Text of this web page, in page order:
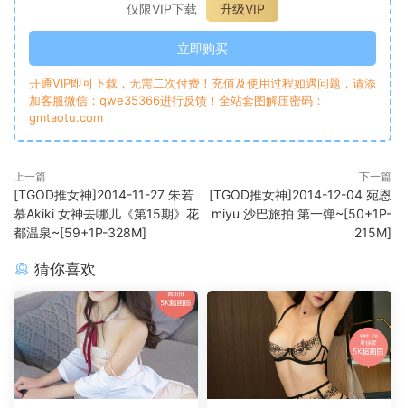
仅限VIP下载
升级VIP
立即购买
开通VIP即可下载，无需二次付费！充值及使用过程如遇问题，请添
加客服微信：qwe35366进行反馈！全站套图解压密码：
gmtaotu.com
上一篇
[TGOD推女神]2014-11-27 朱若
慕Akiki 女神去哪儿《第15期》花
都温泉~[59+1P-328M]
下一篇
[TGOD推女神]2014-12-04 宛恩
miyu 沙巴旅拍 第一弹~[50+1P-
215M]
猜你喜欢